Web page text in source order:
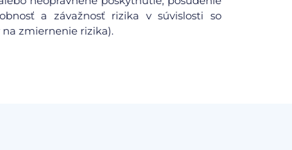
a závažnosť rizika v súvislosti so
zmiernenie rizika).